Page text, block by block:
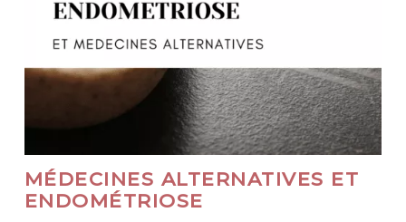
MÉDECINES ALTERNATIVES ET
ENDOMÉTRIOSE